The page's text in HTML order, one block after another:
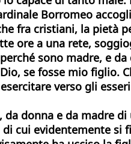
Borromeo
fra cristiani, la pietà
ore a una rete,
sono madre, e
se fosse mio figlio.
verso gli
da donna e da madre
cui evidentemente si